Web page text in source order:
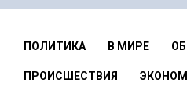
ПОЛИТИКА В МИРЕ
ПРОИСШЕСТВИЯ